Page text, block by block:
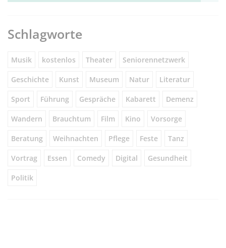
Schlagworte
Musik kostenlos Theater Seniorennetzwerk
Geschichte Kunst Museum Natur Literatur
Sport Führung Gespräche Kabarett Demenz
Wandern Brauchtum Film Kino Vorsorge
Beratung Weihnachten Pflege Feste Tanz
Vortrag Essen Comedy Digital Gesundheit
Politik